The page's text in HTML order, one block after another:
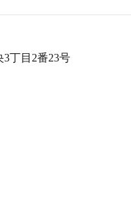
丁目2番23号